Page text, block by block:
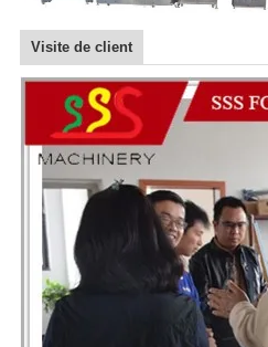
Visite de client